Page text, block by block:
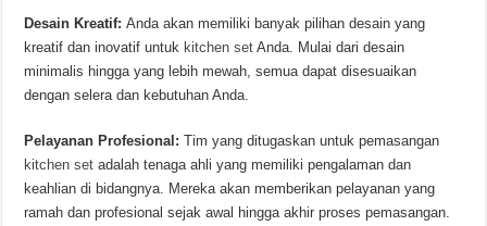
Desain Kreatif: Anda akan memiliki banyak pilihan desain yang
kreatif dan inovatif untuk kitchen set Anda. Mulai dari desain
minimalis hingga yang lebih mewah, semua dapat disesuaikan
dengan selera dan kebutuhan Anda.
Pelayanan Profesional: Tim yang ditugaskan untuk pemasangan
kitchen set adalah tenaga ahli yang memiliki pengalaman dan
keahlian di bidangnya. Mereka akan memberikan pelayanan yang
ramah dan profesional sejak awal hingga akhir proses pemasangan.